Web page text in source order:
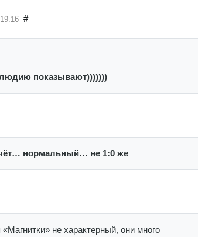
19:16 #
показывают)))))))
нормальный… не 1:0 же
не характерный, они много